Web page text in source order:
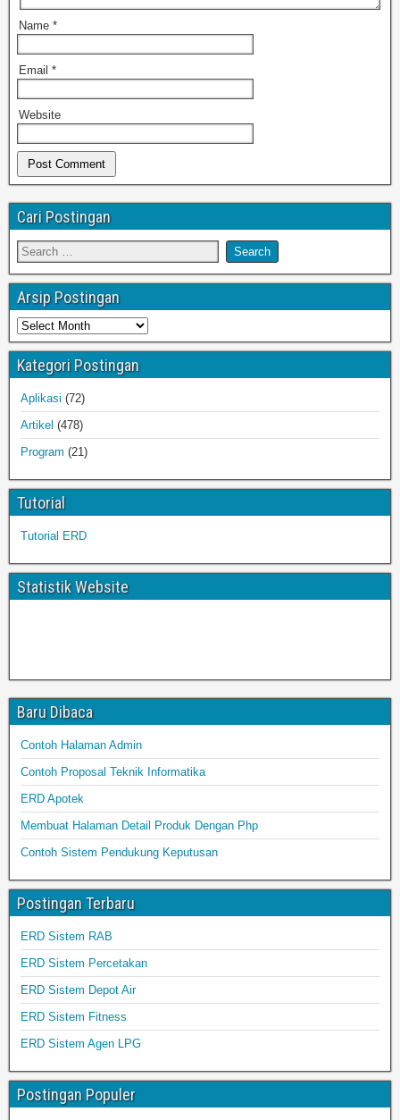
Name *
Email *
Website
Cari Postingan
Arsip Postingan
Kategori Postingan
Aplikasi (72)
Artikel (478)
Program (21)
Tutorial
Tutorial ERD
Statistik Website
Baru Dibaca
Contoh Halaman Admin
Contoh Proposal Teknik Informatika
ERD Apotek
Membuat Halaman Detail Produk Dengan Php
Contoh Sistem Pendukung Keputusan
Postingan Terbaru
ERD Sistem RAB
ERD Sistem Percetakan
ERD Sistem Depot Air
ERD Sistem Fitness
ERD Sistem Agen LPG
Postingan Populer